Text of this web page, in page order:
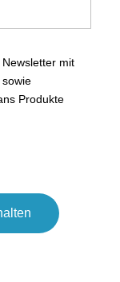
mit
Produkte